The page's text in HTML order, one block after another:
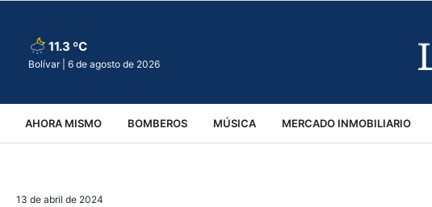
11.3 ºC
Bolívar | 6 de agosto de 2026
AHORA MISMO BOMBEROS MÚSICA MERCADO INMOBILIARIO
VIRALES ACCIDENTES
13 de abril de 2024